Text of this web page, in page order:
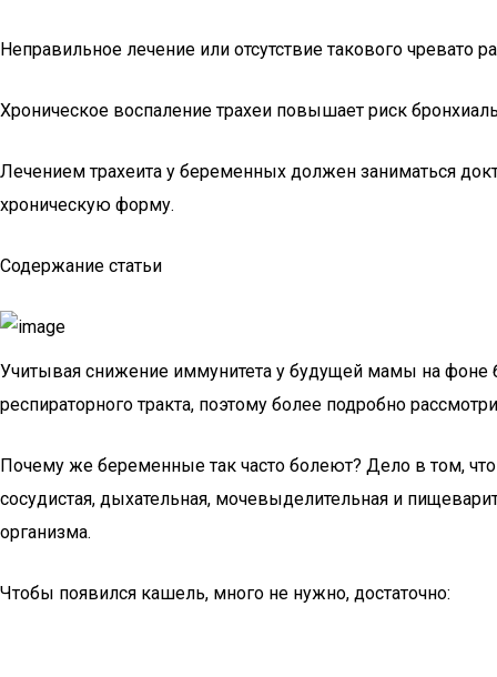
Неправильное лечение или отсутствие такового
Хроническое воспаление трахеи повышает риск
Лечением трахеита у беременных должен заниматься
хроническую форму.
Содержание статьи
Учитывая снижение иммунитета у будущей мамы на фоне
респираторного тракта, поэтому более подробно
Почему же беременные так часто болеют? Дело в том,
сосудистая, дыхательная, мочевыделительная и
организма.
Чтобы появился кашель, много не нужно, достаточно: